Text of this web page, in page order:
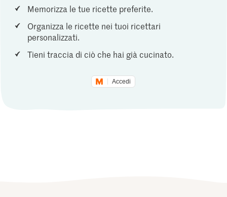
Memorizza le tue ricette preferite.
Organizza le ricette nei tuoi ricettari
personalizzati.
Tieni traccia di ciò che hai già cucinato.
Accedi